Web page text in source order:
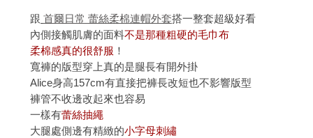
跟 首爾日常 蕾絲柔棉連帽外套搭一整套超級好看
內側接觸肌膚的面料不是那種粗硬的毛巾布
柔棉感真的很舒服 ！
寬褲的版型穿上真的是腿長有開外掛
Alice身高157cm有直接把褲長改短也不影響版型
褲管不收邊改起來也容易
一樣有蕾絲抽繩
大腿處側邊有精緻的小字母刺繡